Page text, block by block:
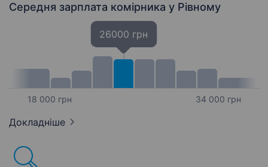
Середня зарплата комірника у Рівному
18 000 грн
26000 грн
34 000 грн
Докладніше